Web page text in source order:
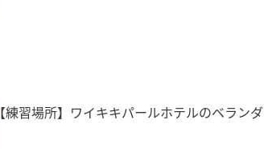
【練習場所】ワイキキパールホテルのベランダ